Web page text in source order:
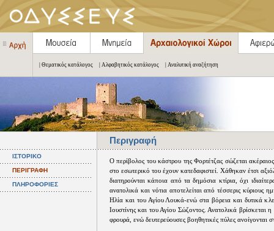
| Θεματικός κατάλογος | Αλφαβητικός κατάλογος | Αναλυτική αναζήτηση
Περιγραφή
ΙΣΤΟΡΙΚΟ
ΠΕΡΙΓΡΑΦΗ
ΠΛΗΡΟΦΟΡΙΕΣ
Ο περίβολος του κάστρου της Φορτέτζας σώζεται
στο εσωτερικό του έχουν κατεδαφιστεί. Χάθηκαν έτσι
διατηρούνται κάποια από τα δημόσια κτίρια, όχι
ανατολικά και νότια αποτελείται από τέσσερις
Ηλία και του Αγίου Λουκά-ενώ στα βόρεια και δυτικά
Ιουστίνης και του Αγίου Σώζοντος. Ανατολικά βρίσκεται
φρουρά, ενώ δευτερεύουσες βοηθητικές πύλες ανοίγονται